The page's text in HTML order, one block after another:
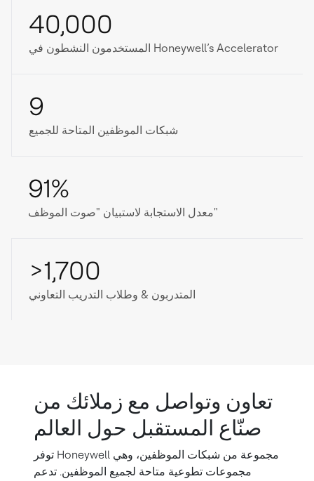
40,000
المستخدمون النشطون في Honeywell’s Accelerator
9
شبكات الموظفين المتاحة للجميع
91%
معدل الاستجابة لاستبيان "صوت الموظف"
>1,700
المتدربون & وطلاب التدريب التعاوني
تعاون وتواصل مع زملائك من
صنّاع المستقبل حول العالم
توفر Honeywell مجموعة من شبكات الموظفين، وهي
مجموعات تطوعية متاحة لجميع الموظفين. تدعم